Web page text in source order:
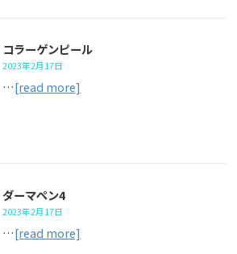
コラーゲンピール
2023年2月17日
…[read more]
ダーマペン4
2023年2月17日
…[read more]